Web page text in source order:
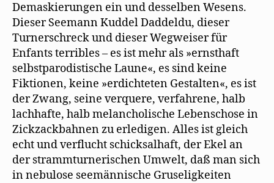
Demaskierungen ein und desselben Wesens.
Dieser Seemann Kuddel Daddeldu, dieser
Turnerschreck und dieser Wegweiser für
Enfants terribles – es ist mehr als »ernsthaft
selbstparodistische Laune«, es sind keine
Fiktionen, keine »erdichteten Gestalten«, es ist
der Zwang, seine verquere, verfahrene, halb
lachhafte, halb melancholische Lebenschose in
Zickzackbahnen zu erledigen. Alles ist gleich
echt und verflucht schicksalhaft, der Ekel an
der strammturnerischen Umwelt, daß man sich
in nebulose seemännische Gruseligkeiten